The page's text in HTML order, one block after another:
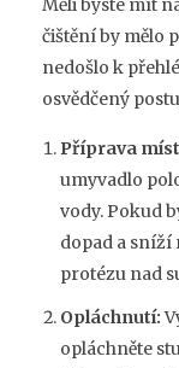
Měli byste mít
čištění by mělo
nedošlo k
osvědčený
Příprava
umyvadlo
vody. Pokud
dopad a sníží
protézu nad
Opláchnutí:
opláchněte